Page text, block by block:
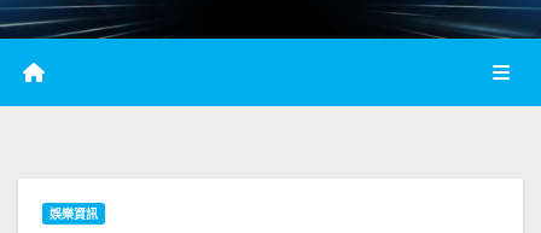
娛樂資訊